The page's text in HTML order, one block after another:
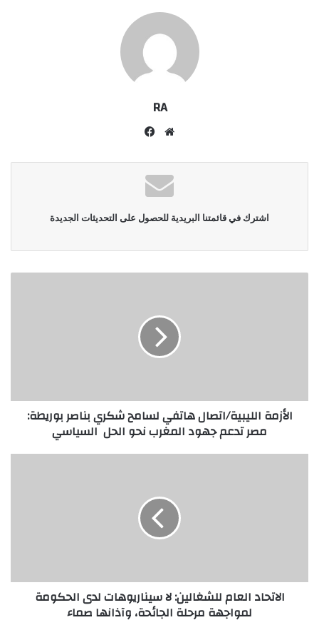
RA
موقع
اشترك في قائمتنا البريدية للحصول على التحديثات الجديدة
الأزمة الليبية/اتصال هاتفي لسامح شكري بناصر بوريطة:
مصر تدعم جهود المغرب نحو الحل السياسي
الاتحاد العام للشغالين: لا سيناريوهات لدى الحكومة
لمواجهة مرحلة الجائحة، وآذانها صماء